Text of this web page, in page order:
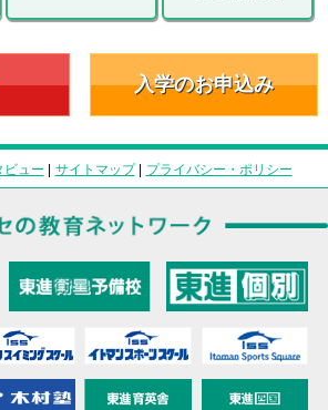
入学のお申込み
ビュー | サイトマップ| プライバシー・ポリシー